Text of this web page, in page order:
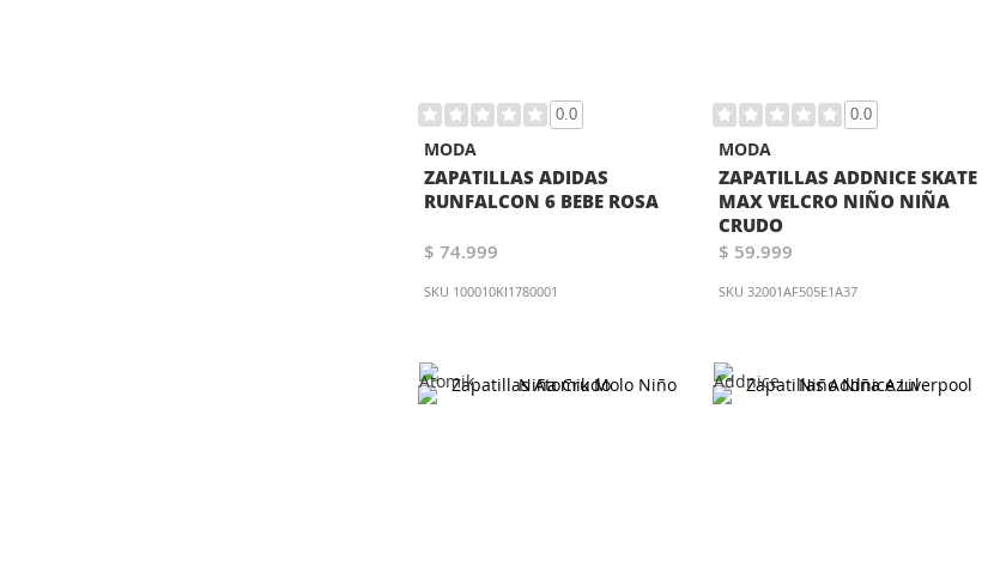
0.0
MODA
ZAPATILLAS ADIDAS
RUNFALCON 6 BEBE ROSA
$ 74.999
SKU 100010KI1780001
0.0
MODA
ZAPATILLAS ADDNICE SKATE
MAX VELCRO NIÑO NIÑA
CRUDO
$ 59.999
SKU 32001AF505E1A37